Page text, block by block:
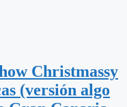
Christmassy
(versión algo